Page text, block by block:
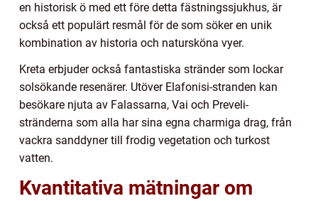
en historisk ö med ett före detta fästningssjukhus, är
också ett populärt resmål för de som söker en unik
kombination av historia och natursköna vyer.
Kreta erbjuder också fantastiska stränder som lockar
solsökande resenärer. Utöver Elafonisi-stranden kan
besökare njuta av Falassarna, Vai och Preveli-
stränderna som alla har sina egna charmiga drag, från
vackra sanddyner till frodig vegetation och turkost
vatten.
Kvantitativa mätningar om